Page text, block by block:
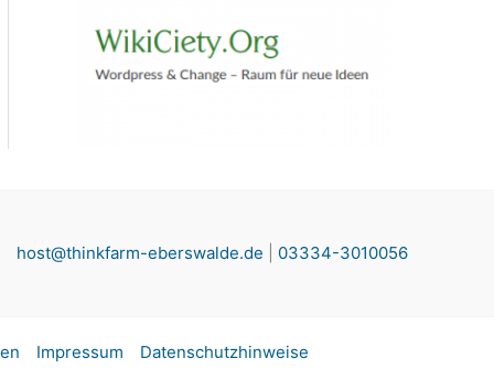
host@thinkfarm-eberswalde.de 03334-3010056
Impressum Datenschutzhinweise